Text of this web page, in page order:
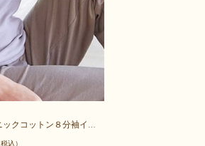
綿１００％お肌に優しいオーガニックコットン８分袖インナー